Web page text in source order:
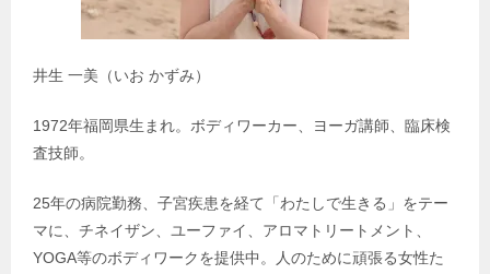
井生 一美（いお かずみ）
1972年福岡県生まれ。ボディワーカー、ヨーガ講師、臨床検
査技師。
25年の病院勤務、子宮疾患を経て「わたしで生きる」をテー
マに、チネイザン、ユーファイ、アロマトリートメント、
YOGA等のボディワークを提供中。人のために頑張る女性た